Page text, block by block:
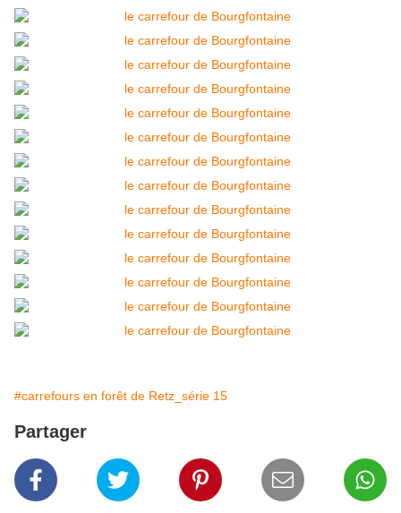
#carrefours en forêt de Retz_série 15
Partager